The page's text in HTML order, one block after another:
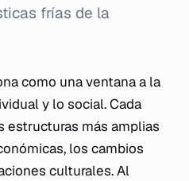
frías de la
como una ventana a la
y lo social. Cada
estructuras más amplias
los cambios
culturales. Al